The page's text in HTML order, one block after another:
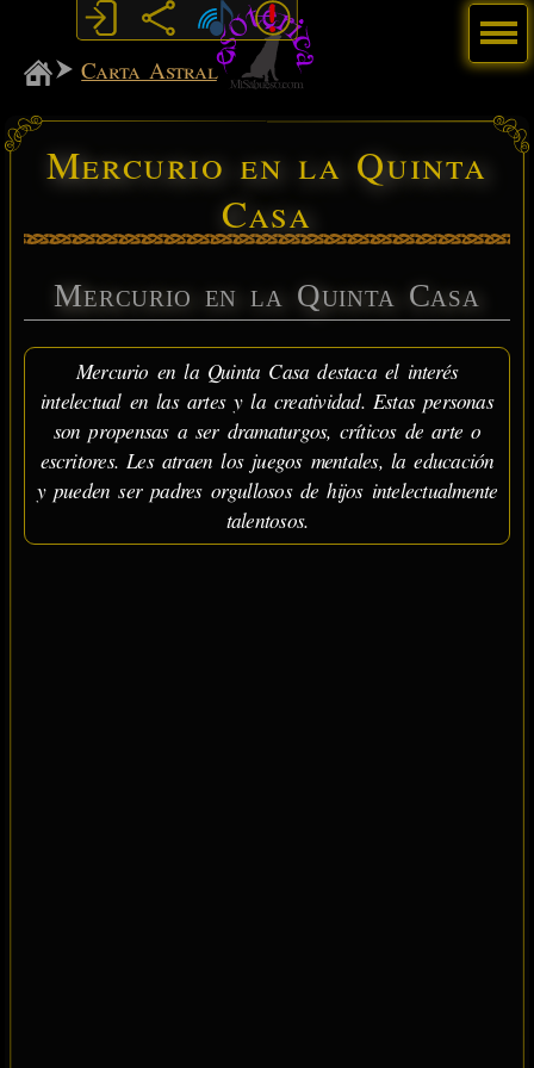
MiSabueso
Carta Astral
Mercurio en la Quinta
Casa
Mercurio en la Quinta Casa
Mercurio en la Quinta Casa destaca el interés
intelectual en las artes y la creatividad. Estas personas
son propensas a ser dramaturgos, críticos de arte o
escritores. Les atraen los juegos mentales, la educación
y pueden ser padres orgullosos de hijos intelectualmente
talentosos.
Menú